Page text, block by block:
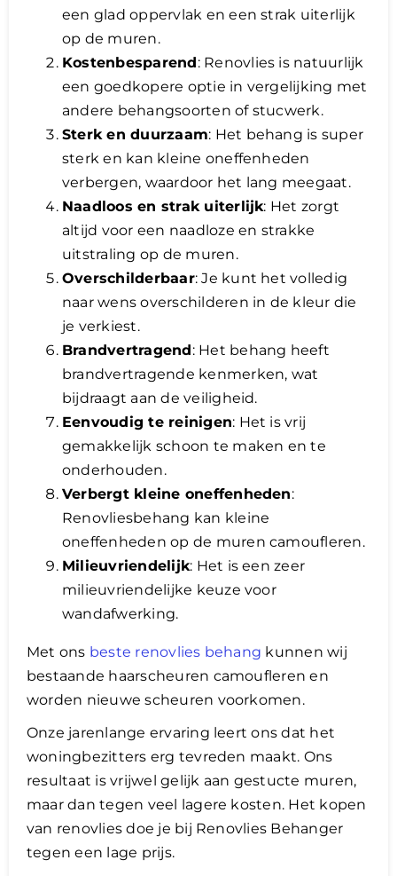
een glad oppervlak en een strak uiterlijk
op de muren.
Kostenbesparend: Renovlies is natuurlijk
een goedkopere optie in vergelijking met
andere behangsoorten of stucwerk.
Sterk en duurzaam: Het behang is super
sterk en kan kleine oneffenheden
verbergen, waardoor het lang meegaat.
Naadloos en strak uiterlijk: Het zorgt
altijd voor een naadloze en strakke
uitstraling op de muren.
Overschilderbaar: Je kunt het volledig
naar wens overschilderen in de kleur die
je verkiest.
Brandvertragend: Het behang heeft
brandvertragende kenmerken, wat
bijdraagt aan de veiligheid.
Eenvoudig te reinigen: Het is vrij
gemakkelijk schoon te maken en te
onderhouden.
Verbergt kleine oneffenheden:
Renovliesbehang kan kleine
oneffenheden op de muren camoufleren.
Milieuvriendelijk: Het is een zeer
milieuvriendelijke keuze voor
wandafwerking.
Met ons beste renovlies behang kunnen wij
bestaande haarscheuren camoufleren en
worden nieuwe scheuren voorkomen.
Onze jarenlange ervaring leert ons dat het
woningbezitters erg tevreden maakt. Ons
resultaat is vrijwel gelijk aan gestucte muren,
maar dan tegen veel lagere kosten. Het kopen
van renovlies doe je bij Renovlies Behanger
tegen een lage prijs.